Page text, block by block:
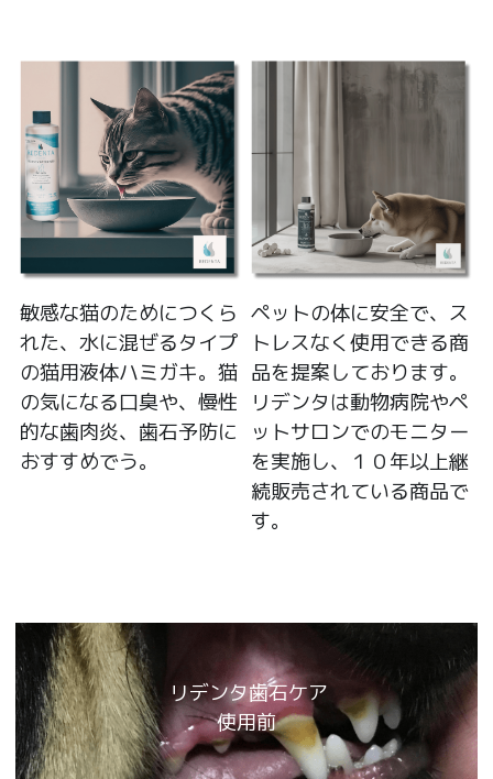
敏感な猫のためにつくら
れた、水に混ぜるタイプ
の猫用液体ハミガキ。猫
の気になる口臭や、慢性
的な歯肉炎、歯石予防に
おすすめでう。
ペットの体に安全で、ス
トレスなく使用できる商
品を提案しております。
リデンタは動物病院やペ
ットサロンでのモニター
を実施し、１０年以上継
続販売されている商品で
す。
使用前